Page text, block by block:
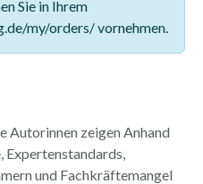
Sie in Ihrem
my/orders/ vornehmen.
Autorinnen zeigen Anhand
Expertenstandards,
und Fachkräftemangel